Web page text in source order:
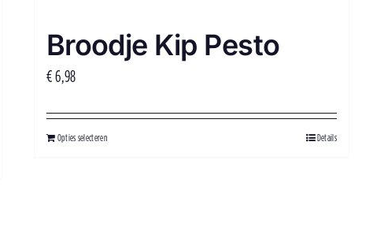
Broodje Kip Pesto
€6,98
Opties selecteren Details